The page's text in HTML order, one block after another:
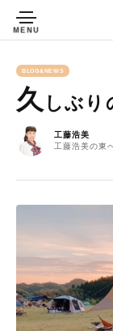
BLOG&NEWS
久 しぶり
工藤浩美
工藤浩美の東